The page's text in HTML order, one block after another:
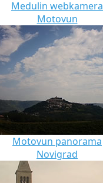
Medulin webkamera
Motovun
Motovun panorama
Novigrad